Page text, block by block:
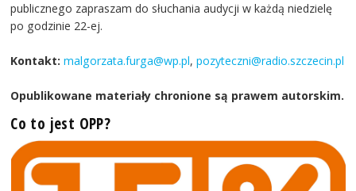
publicznego zapraszam do słuchania audycji w każdą niedzielę
po godzinie 22-ej.
Kontakt: malgorzata.furga@wp.pl,pozyteczni@radio.szczecin.pl
Opublikowane materiały chronione są prawem autorskim.
Co to jest OPP?